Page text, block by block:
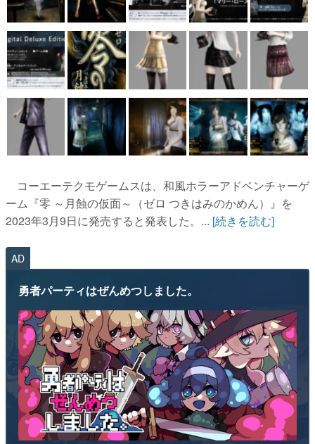
コーエーテクモゲームスは、和風ホラーアドベンチャーゲ
ーム『零 ～月蝕の仮面～（ゼロ つきはみのかめん）』を
2023年3月9日に発売すると発表した。... [続きを読む]
AD
勇者パーティはぜんめつしました。